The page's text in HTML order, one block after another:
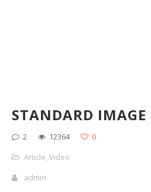
STANDARD IMAGE
2 12364
0
Article, Video
admin